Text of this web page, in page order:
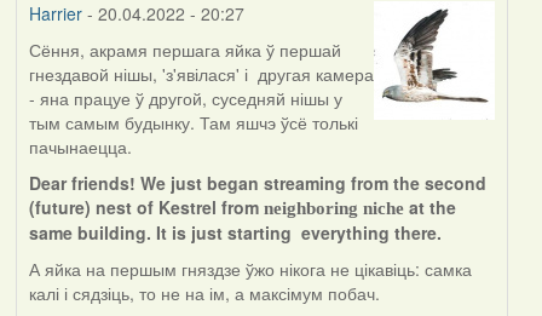
Harrier- 20.04.2022 - 20:27
Сёння, акрамя першага яйка ў першай
гнездавой нішы, 'з'явілася' і другая камера
- яна працуе ў другой, суседняй нішы у
тым самым будынку. Там яшчэ ўсё толькі
пачынаецца.
Dear friends! We just began streaming from the second
(future) nest of Kestrel from neighboring nicheat the
same building. It is just starting everything there.
А яйка на першым гняздзе ўжо нікога не цікавіць: самка
калі і сядзіць, то не на ім, а максімум побач.